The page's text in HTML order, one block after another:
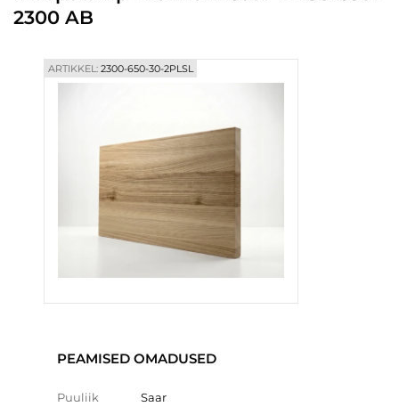
Kontaktid
2300 AB
ARTIKKEL:2300-650-30-2PLSL
PEAMISED OMADUSED
Puuliik Saar